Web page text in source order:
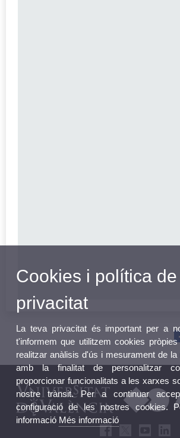
Cookies i política de
privacitat
La teva privacitat és important per a
t'informem que utilitzem cookies
realitzar anàlisis d'ús i mesurament de
amb la finalitat de personalitzar
proporcionar funcionalitats a les xarxes
nostre trànsit. Per a continuar
configuració de les nostres cookies.
informació Més informació